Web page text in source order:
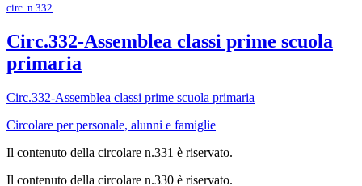
circ. n.332
Circ.332-Assemblea classi prime scuola
primaria
Circ.332-Assemblea classi prime scuola primaria
Circolare per personale, alunni e famiglie
Il contenuto della circolare n.331 è riservato.
Il contenuto della circolare n.330 è riservato.